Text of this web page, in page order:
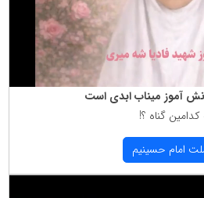
آموز میناب ابدی است
كدامین گناه ؟!
امام حسینیم